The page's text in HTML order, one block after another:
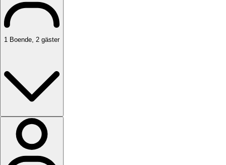
1 Boende, 2 gäster